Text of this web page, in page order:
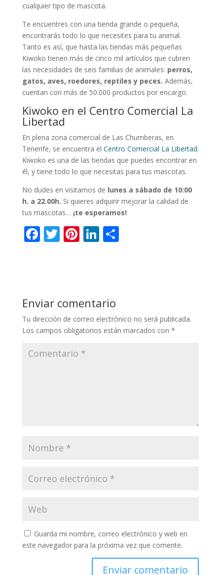
cualquier tipo de mascota.
Te encuentres con una tienda grande o pequeña,
encontrarás todo lo que necesites para tu animal.
Tanto es así, que hasta las tiendas más pequeñas
Kiwoko tienen más de cinco mil artículos que cubren
las necesidades de seis familias de animales: perros,
gatos, aves, roedores, reptiles y peces. Además,
cuentan con más de 50.000 productos por encargo.
Kiwoko en el Centro Comercial La
Libertad
En plena zona comercial de Las Chumberas, en
Tenerife, se encuentra el Centro Comercial La Libertad.
Kiwoko es una de las tiendas que puedes encontrar en
él, y tiene todo lo que necesitas para tus mascotas.
No dudes en visitarnos de lunes a sábado de 10:00
h. a 22.00h. Si quieres adquirir mejorar la calidad de
tus mascotas… ¡te esperamos!
F
o
o
k
T Pi
st
Li
dI
n
C
ti
r
Enviar comentario
Tu dirección de correo electrónico no será publicada.
Los campos obligatorios están marcados con *
Guarda mi nombre, correo electrónico y web en
este navegador para la próxima vez que comente.